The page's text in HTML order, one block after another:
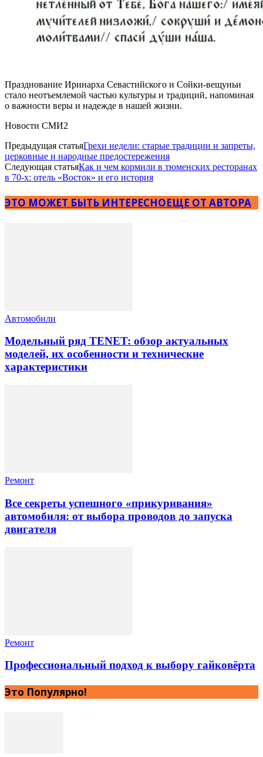
Празднование Иринарха Севастийского и Сойки-вещуньи
стало неотъемлемой частью культуры и традиций, напоминая
о важности веры и надежде в нашей жизни.
Новости СМИ2
Предыдущая статьяГрехи недели: старые традиции и запреты,
церковные и народные предостережения
Следующая статьяКак и чем кормили в тюменских ресторанах
в 70-х: отель «Восток» и его история
ЭТО МОЖЕТ БЫТЬ ИНТЕРЕСНОЕЩЕ ОТ АВТОРА
Автомобили
Модельный ряд TENET: обзор актуальных
моделей, их особенности и технические
характеристики
Ремонт
Все секреты успешного «прикуривания»
автомобиля: от выбора проводов до запуска
двигателя
Ремонт
Профессиональный подход к выбору гайковёрта
Это Популярно!